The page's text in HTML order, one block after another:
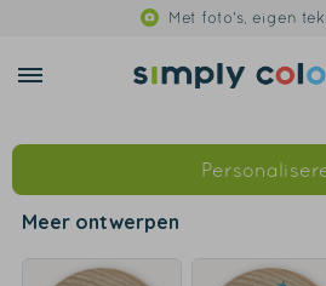
Met foto's, eigen
Meer ontwerpen